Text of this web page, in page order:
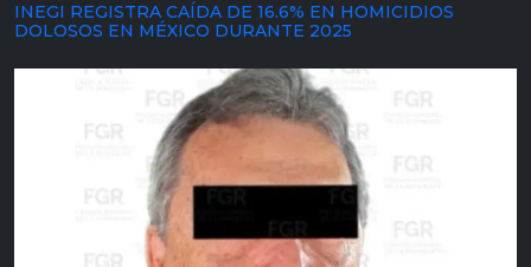
INEGI REGISTRA CAÍDA DE 16.6% EN HOMICIDIOS
DOLOSOS EN MÉXICO DURANTE 2025